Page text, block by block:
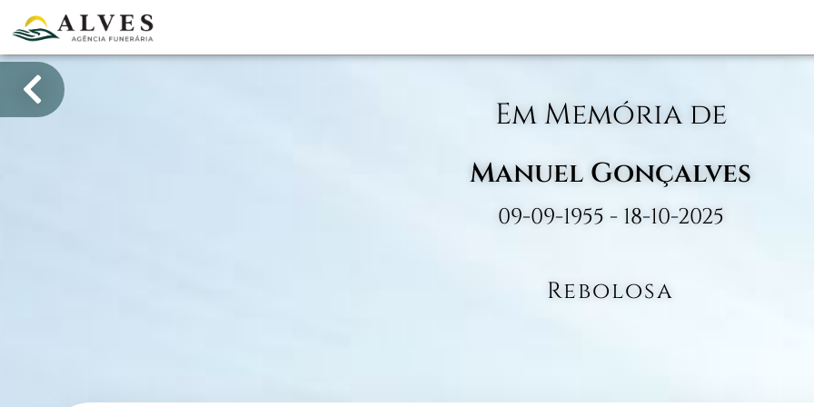
Em Memória de
Manuel Gonçalves
09-09-1955 - 18-10-2025
Rebolosa